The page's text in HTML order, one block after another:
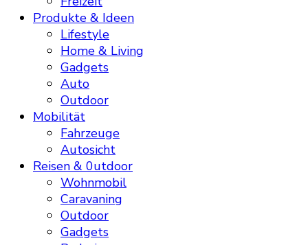
Produkte & Ideen
Lifestyle
Home & Living
Gadgets
Auto
Outdoor
Mobilität
Fahrzeuge
Autosicht
Reisen & 0utdoor
Wohnmobil
Caravaning
Outdoor
Gadgets